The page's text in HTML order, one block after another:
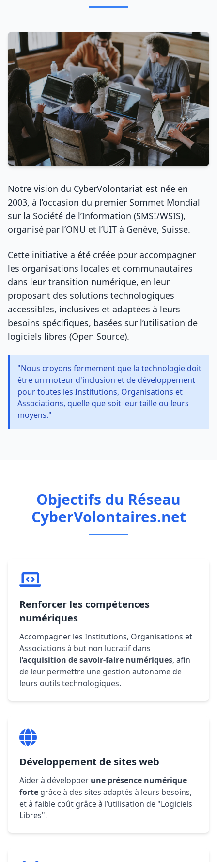
Notre vision du CyberVolontariat est née en
2003, à l’occasion du premier Sommet Mondial
sur la Société de l’Information (SMSI/WSIS),
organisé par l’ONU et l’UIT à Genève, Suisse.
Cette initiative a été créée pour accompagner
les organisations locales et communautaires
dans leur transition numérique, en leur
proposant des solutions technologiques
accessibles, inclusives et adaptées à leurs
besoins spécifiques, basées sur l’utilisation de
logiciels libres (Open Source).
"Nous croyons fermement que la technologie doit
être un moteur d'inclusion et de développement
pour toutes les Institutions, Organisations et
Associations, quelle que soit leur taille ou leurs
moyens."
Objectifs du Réseau
CyberVolontaires.net
Renforcer les compétences
numériques
Accompagner les Institutions, Organisations et
Associations à but non lucratif dans
l’acquisition de savoir-faire numériques, afin
de leur permettre une gestion autonome de
leurs outils technologiques.
Développement de sites web
Aider à développer une présence numérique
forte grâce à des sites adaptés à leurs besoins,
et à faible coût grâce à l’utilisation de "Logiciels
Libres".